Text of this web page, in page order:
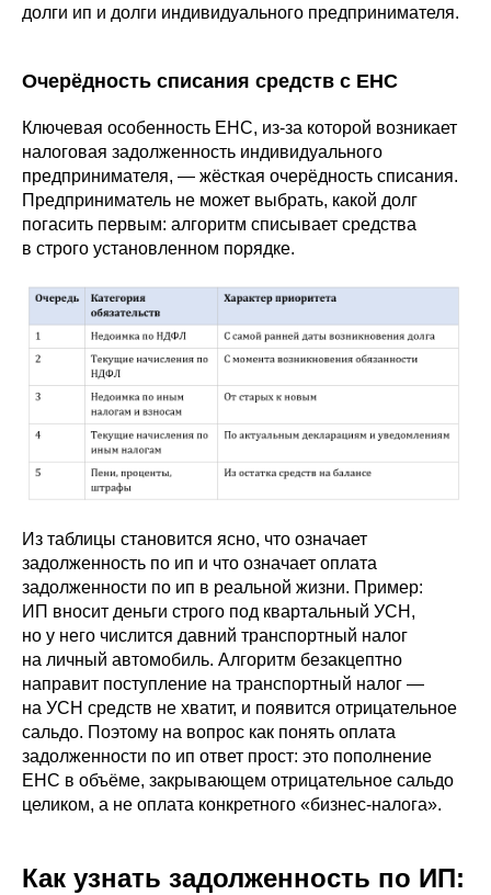
долги ип и долги индивидуального предпринимателя.
Очерёдность списания средств с ЕНС
Ключевая особенность ЕНС, из-за которой возникает
налоговая задолженность индивидуального
предпринимателя, — жёсткая очерёдность списания.
Предприниматель не может выбрать, какой долг
погасить первым: алгоритм списывает средства
в строго установленном порядке.
Из таблицы становится ясно, что означает
задолженность по ип и что означает оплата
задолженности по ип в реальной жизни. Пример:
ИП вносит деньги строго под квартальный УСН,
но у него числится давний транспортный налог
на личный автомобиль. Алгоритм безакцептно
направит поступление на транспортный налог —
на УСН средств не хватит, и появится отрицательное
сальдо. Поэтому на вопрос как понять оплата
задолженности по ип ответ прост: это пополнение
ЕНС в объёме, закрывающем отрицательное сальдо
целиком, а не оплата конкретного «бизнес-налога».
Как узнать задолженность по ИП: